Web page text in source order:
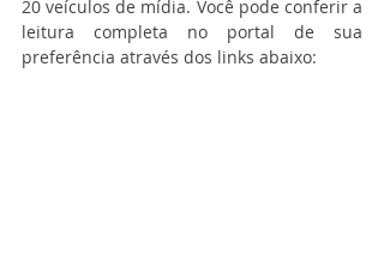
20 veículos de mídia. Você pode conferir a
leitura completa no portal de sua
preferência através dos links abaixo: